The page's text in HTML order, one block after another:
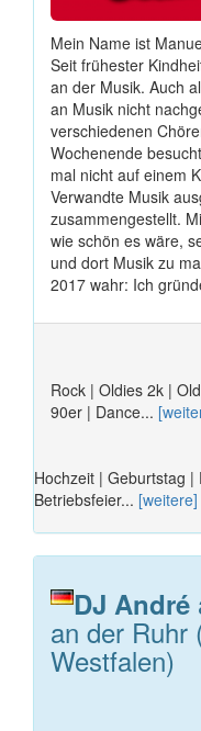
Mein Name ist
Seit frühester
an der Musik. Auch
an Musik nicht
verschiedenen
Wochenende
mal nicht auf einem
Verwandte Musik
zusammengestellt.
wie schön es wäre,
und dort Musik zu
2017 wahr: Ich
Rock | Oldies 2k |
90er | Dance...
Hochzeit | Geburtstag
Betriebsfeier... [weitere]
DJ André
an der Ruhr
Westfalen)